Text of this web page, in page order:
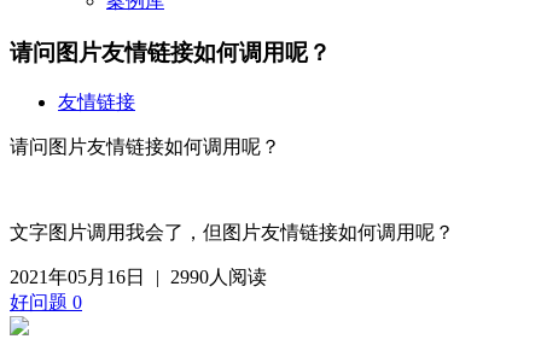
请问图片友情链接如何调用呢？
友情链接
请问图片友情链接如何调用呢？
文字图片调用我会了，但图片友情链接如何调用呢？
2021年05月16日 | 2990人阅读
好问题 0